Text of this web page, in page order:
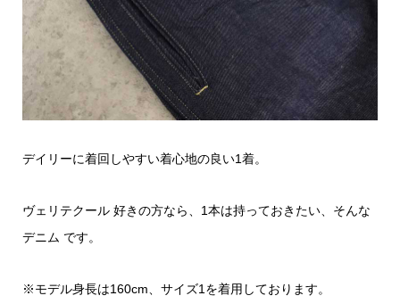
デイリーに着回しやすい着心地の良い1着。
ヴェリテクール 好きの方なら、1本は持っておきたい、そんな
デニム です。
※モデル身長は160cm、サイズ1を着用しております。